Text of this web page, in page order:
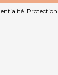
Protection